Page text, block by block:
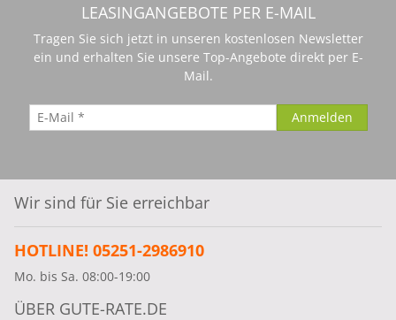
LEASINGANGEBOTE PER E-MAIL
Tragen Sie sich jetzt in unseren kostenlosen Newsletter
ein und erhalten Sie unsere Top-Angebote direkt per E-
Mail.
Wir sind für Sie erreichbar
HOTLINE! 05251-2986910
Mo. bis Sa. 08:00-19:00
ÜBER GUTE-RATE.DE